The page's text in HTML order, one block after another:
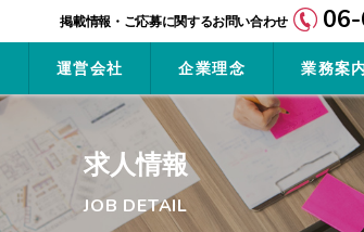
運営会社 企業理念 業務案
求人情報
JOB DETAIL